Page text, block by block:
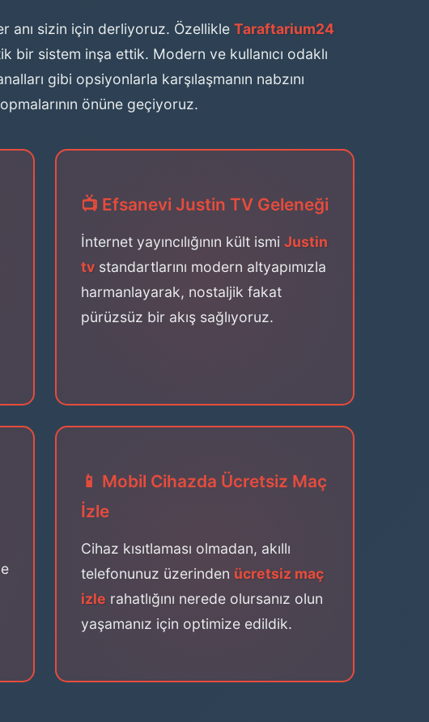
anı sizin için derliyoruz. Özellikle Taraftarium24
sistem inşa ettik. Modern ve kullanıcı odaklı
gibi opsiyonlarla karşılaşmanın nabzını
önüne geçiyoruz.
📺 Efsanevi Justin TV Geleneği
İnternet yayıncılığının kült ismi Justin
tv standartlarını modern altyapımızla
harmanlayarak, nostaljik fakat
pürüzsüz bir akış sağlıyoruz.
📱 Mobil Cihazda Ücretsiz Maç
İzle
Cihaz kısıtlaması olmadan, akıllı
telefonunuz üzerinden ücretsiz maç
izle rahatlığını nerede olursanız olun
yaşamanız için optimize edildik.